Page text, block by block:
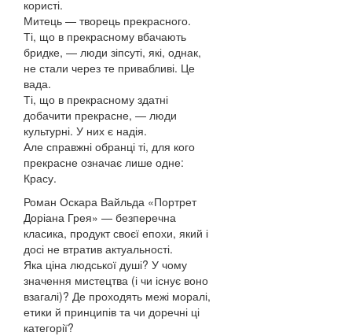
користі.
Митець — творець прекрасного.
Ті, що в прекрасному вбачають
бридке, — люди зіпсуті, які, однак,
не стали через те привабливі. Це
вада.
Ті, що в прекрасному здатні
добачити прекрасне, — люди
культурні. У них є надія.
Але справжні обранці ті, для кого
прекрасне означає лише одне:
Красу.
Роман Оскара Вайльда «Портрет
Доріана Грея» — безперечна
класика, продукт своєї епохи, який і
досі не втратив актуальності.
Яка ціна людської душі? У чому
значення мистецтва (і чи існує воно
взагалі)? Де проходять межі моралі,
етики й принципів та чи доречні ці
категорії?